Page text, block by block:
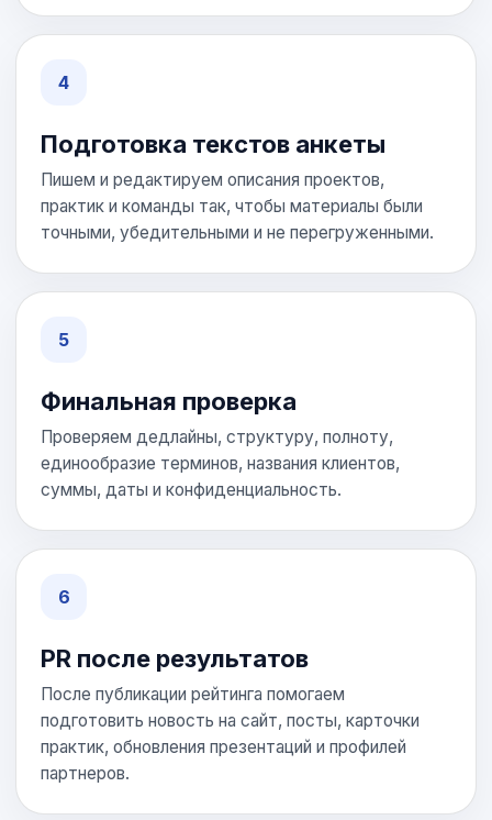
Подготовка текстов анкеты
Пишем и редактируем описания проектов,
практик и команды так, чтобы материалы были
точными, убедительными и не перегруженными.
Финальная проверка
Проверяем дедлайны, структуру, полноту,
единообразие терминов, названия клиентов,
суммы, даты и конфиденциальность.
PR после результатов
После публикации рейтинга помогаем
подготовить новость на сайт, посты, карточки
практик, обновления презентаций и профилей
партнеров.